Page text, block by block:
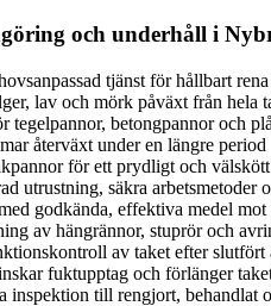
och underhåll i
tjänst för hållbart
lav och mörk påväxt från hela
tegelpannor, betongpannor och
återväxt under en längre period
för ett prydligt och välskött
utrustning, säkra arbetsmetoder
godkända, effektiva medel
av hängrännor, stuprör och
av taket efter slutfört
fuktupptag och förlänger
inspektion till rengjort, behandlat